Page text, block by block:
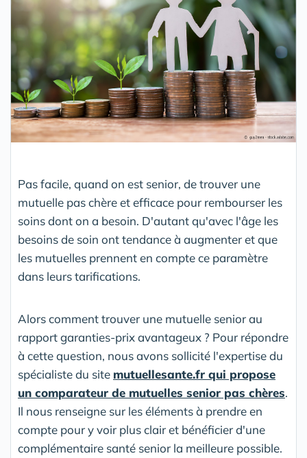
Pas facile, quand on est senior, de trouver une
mutuelle pas chère et efficace pour rembourser les
soins dont on a besoin. D'autant qu'avec l'âge les
besoins de soin ont tendance à augmenter et que
les mutuelles prennent en compte ce paramètre
dans leurs tarifications.
Alors comment trouver une mutuelle senior au
rapport garanties-prix avantageux ? Pour répondre
à cette question, nous avons sollicité l'expertise du
spécialiste du site mutuellesante.fr qui propose
un comparateur de mutuelles senior pas chères.
Il nous renseigne sur les éléments à prendre en
compte pour y voir plus clair et bénéficier d'une
complémentaire santé senior la meilleure possible.